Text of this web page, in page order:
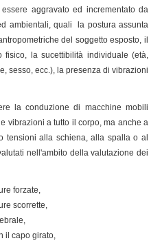
aggravato ed incrementato da
ambientali, quali la postura assunta
del soggetto esposto, il
fisico, la sucettibilità individuale (età,
sesso, ecc.), la presenza di vibrazioni
la conduzione di macchine mobili
vibrazioni a tutto il corpo, ma anche a
tensioni alla schiena, alla spalla o al
nell'ambito della valutazione dei
forzate,
scorrette,
il capo girato,